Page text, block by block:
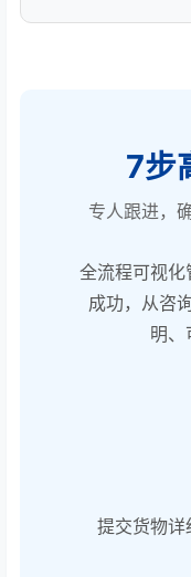
7步
专人跟进，
全流程可视
成功，从咨
明、
提交货物详